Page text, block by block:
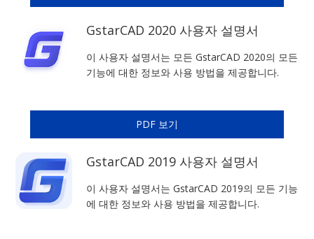
GstarCAD 2020 사용자 설명서
이 사용자 설명서는 모든 GstarCAD 2020의 모든
기능에 대한 정보와 사용 방법을 제공합니다.
PDF 보기
GstarCAD 2019 사용자 설명서
이 사용자 설명서는 GstarCAD 2019의 모든 기능
에 대한 정보와 사용 방법을 제공합니다.